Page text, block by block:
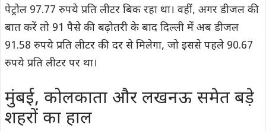
पेट्रोल 97.77 रुपये प्रति लीटर बिक रहा था। वहीं, अगर डीजल की
बात करें तो 91 पैसे की बढ़ोतरी के बाद दिल्ली में अब डीजल
91.58 रुपये प्रति लीटर की दर से मिलेगा, जो इससे पहले 90.67
रुपये प्रति लीटर पर था।
मुंबई, कोलकाता और लखनऊ समेत बड़े
शहरों का हाल